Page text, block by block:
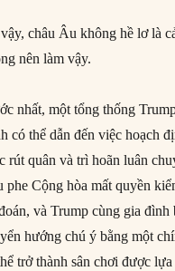
châu Âu không hề lơ là
nên làm vậy.
nhất, một tổng thống
có thể dẫn đến việc hoạch
rút quân và trì hoãn luân
phe Cộng hòa mất quyền
và Trump cùng gia đình
hướng chú ý bằng một
trở thành sân chơi được lựa